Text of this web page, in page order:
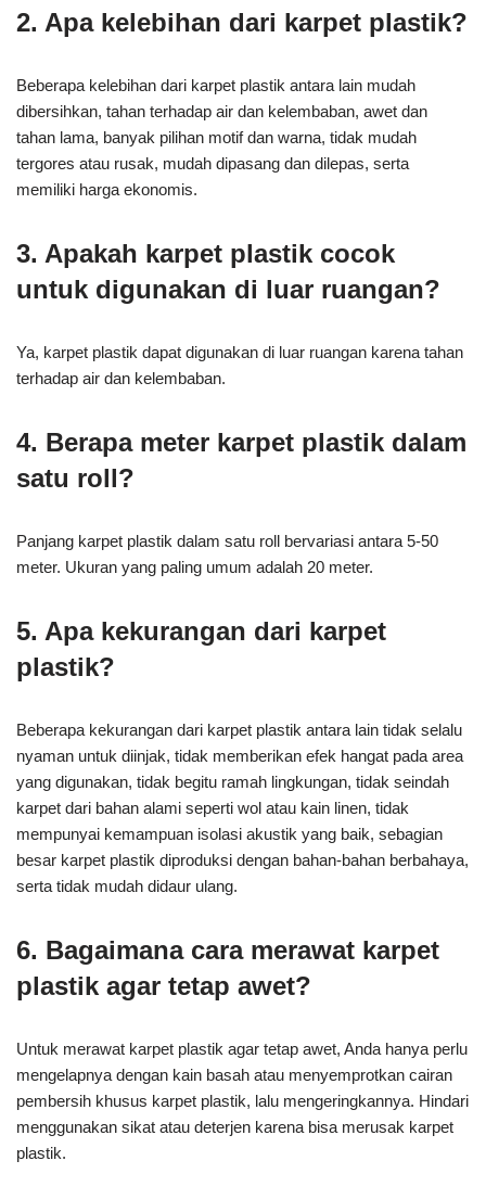
2. Apa kelebihan dari karpet plastik?
Beberapa kelebihan dari karpet plastik antara lain mudah
dibersihkan, tahan terhadap air dan kelembaban, awet dan
tahan lama, banyak pilihan motif dan warna, tidak mudah
tergores atau rusak, mudah dipasang dan dilepas, serta
memiliki harga ekonomis.
3. Apakah karpet plastik cocok
untuk digunakan di luar ruangan?
Ya, karpet plastik dapat digunakan di luar ruangan karena tahan
terhadap air dan kelembaban.
4. Berapa meter karpet plastik dalam
satu roll?
Panjang karpet plastik dalam satu roll bervariasi antara 5-50
meter. Ukuran yang paling umum adalah 20 meter.
5. Apa kekurangan dari karpet
plastik?
Beberapa kekurangan dari karpet plastik antara lain tidak selalu
nyaman untuk diinjak, tidak memberikan efek hangat pada area
yang digunakan, tidak begitu ramah lingkungan, tidak seindah
karpet dari bahan alami seperti wol atau kain linen, tidak
mempunyai kemampuan isolasi akustik yang baik, sebagian
besar karpet plastik diproduksi dengan bahan-bahan berbahaya,
serta tidak mudah didaur ulang.
6. Bagaimana cara merawat karpet
plastik agar tetap awet?
Untuk merawat karpet plastik agar tetap awet, Anda hanya perlu
mengelapnya dengan kain basah atau menyemprotkan cairan
pembersih khusus karpet plastik, lalu mengeringkannya. Hindari
menggunakan sikat atau deterjen karena bisa merusak karpet
plastik.